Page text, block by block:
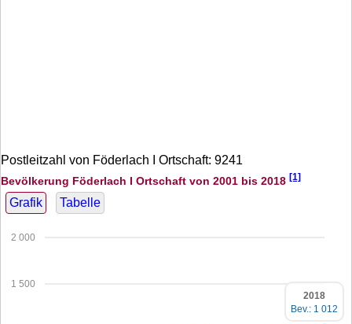
Postleitzahl von Föderlach I Ortschaft: 9241
Bevölkerung Föderlach I Ortschaft von 2001 bis 2018 [1]
Grafik Tabelle
1 500
2 000
2018
Bev.: 1 012